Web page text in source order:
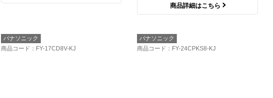
商品詳細はこちら
パナソニック
商品コード ：FY-17CD8V-KJ
パナソニック
商品コード ：FY-24CPKS8-KJ